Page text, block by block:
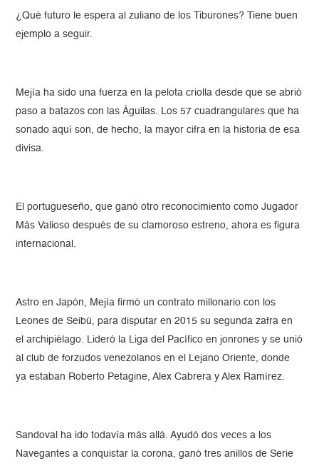
¿Qué futuro le espera al zuliano de los Tiburones? Tiene buen
ejemplo a seguir.
Mejía ha sido una fuerza en la pelota criolla desde que se abrió
paso a batazos con las Águilas. Los 57 cuadrangulares que ha
sonado aquí son, de hecho, la mayor cifra en la historia de esa
divisa.
El portugueseño, que ganó otro reconocimiento como Jugador
Más Valioso después de su clamoroso estreno, ahora es figura
internacional.
Astro en Japón, Mejía firmó un contrato millonario con los
Leones de Seibú, para disputar en 2015 su segunda zafra en
el archipiélago. Lideró la Liga del Pacífico en jonrones y se unió
al club de forzudos venezolanos en el Lejano Oriente, donde
ya estaban Roberto Petagine, Alex Cabrera y Alex Ramírez.
Sandoval ha ido todavía más allá. Ayudó dos veces a los
Navegantes a conquistar la corona, ganó tres anillos de Serie